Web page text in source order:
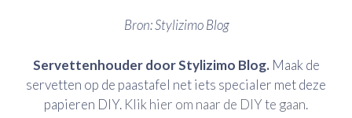
Bron: Stylizimo Blog
Servettenhouder door Stylizimo Blog.Maak de
servetten op de paastafel net iets specialer met deze
papieren DIY. Klik hier om naar de DIY te gaan.